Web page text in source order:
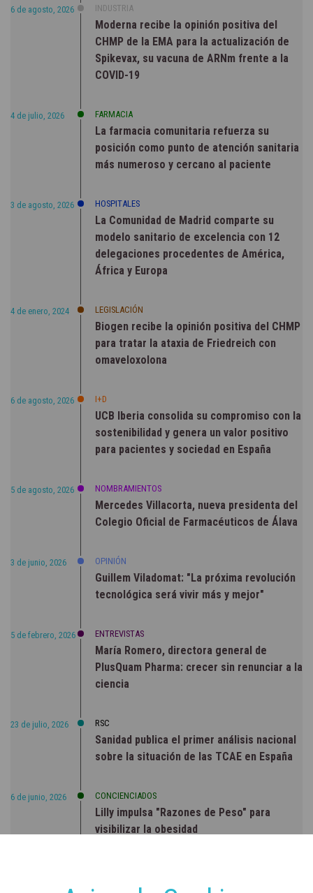
6 de agosto, 2026 INDUSTRIA
Moderna recibe la opinión positiva del
CHMP de la EMA para la actualización de
Spikevax, su vacuna de ARNm frente a la
COVID-19
4 de julio, 2026 FARMACIA
La farmacia comunitaria refuerza su
posición como punto de atención sanitaria
más numeroso y cercano al paciente
3 de agosto, 2026 HOSPITALES
La Comunidad de Madrid comparte su
modelo sanitario de excelencia con 12
delegaciones procedentes de América,
África y Europa
4 de enero, 2024 LEGISLACIÓN
Biogen recibe la opinión positiva del CHMP
para tratar la ataxia de Friedreich con
omaveloxolona
6 de agosto, 2026 I+D
UCB Iberia consolida su compromiso con la
sostenibilidad y genera un valor positivo
para pacientes y sociedad en España
5 de agosto, 2026 NOMBRAMIENTOS
Mercedes Villacorta, nueva presidenta del
Colegio Oficial de Farmacéuticos de Álava
3 de junio, 2026 OPINIÓN
Guillem Viladomat: "La próxima revolución
tecnológica será vivir más y mejor"
5 de febrero, 2026 ENTREVISTAS
María Romero, directora general de
PlusQuam Pharma: crecer sin renunciar a la
ciencia
23 de julio, 2026 RSC
Sanidad publica el primer análisis nacional
sobre la situación de las TCAE en España
6 de junio, 2026 CONCIENCIADOS
Lilly impulsa "Razones de Peso" para
visibilizar la obesidad
Real Academia Nacional de Farmacia: un